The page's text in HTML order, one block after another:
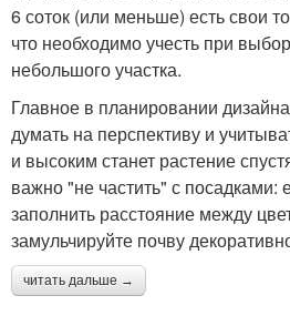
6 соток (или меньше) есть свои
что необходимо учесть при
небольшого участка.
Главное в планировании
думать на перспективу и
и высоким станет растение
важно "не частить" с посадками:
заполнить расстояние между
замульчируйте почву
читать дальше →